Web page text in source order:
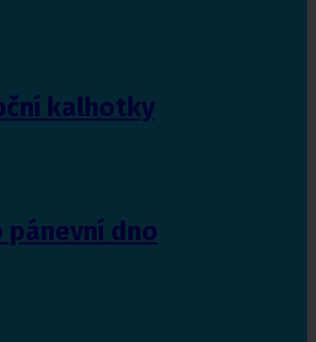
kalhotky
pánevní dno